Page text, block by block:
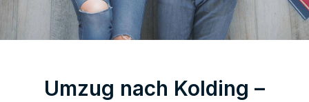
Umzug nach Kolding –